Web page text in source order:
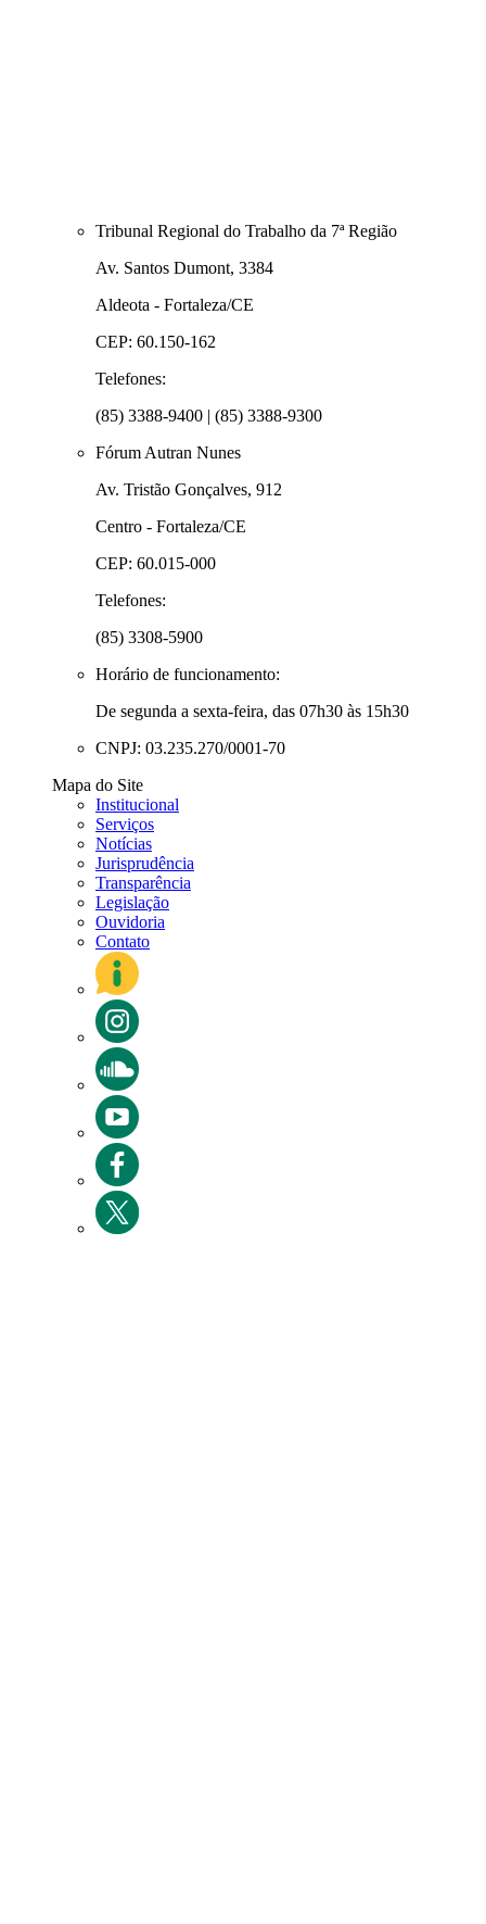
Tribunal Regional do Trabalho da 7ª Região
Av. Santos Dumont, 3384
Aldeota - Fortaleza/CE
CEP: 60.150-162
Telefones:
(85) 3388-9400 | (85) 3388-9300
Fórum Autran Nunes
Av. Tristão Gonçalves, 912
Centro - Fortaleza/CE
CEP: 60.015-000
Telefones:
(85) 3308-5900
Horário de funcionamento:
De segunda a sexta-feira, das 07h30 às 15h30
CNPJ: 03.235.270/0001-70
Mapa do Site
Institucional
Serviços
Notícias
Jurisprudência
Transparência
Legislação
Ouvidoria
Contato